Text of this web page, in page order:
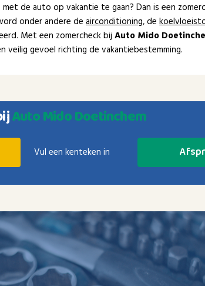
met de auto op vakantie te gaan? Dan is een
onder andere deairconditioning, de
Met een zomercheck bijAuto Mido
veilig gevoel richting de vakantiebestemming.
Auto Mido Doetinchem
Vul een kenteken in